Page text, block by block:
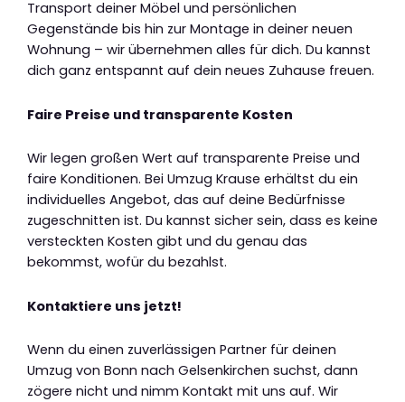
Transport deiner Möbel und persönlichen
Gegenstände bis hin zur Montage in deiner neuen
Wohnung – wir übernehmen alles für dich. Du kannst
dich ganz entspannt auf dein neues Zuhause freuen.
Faire Preise und transparente Kosten
Wir legen großen Wert auf transparente Preise und
faire Konditionen. Bei Umzug Krause erhältst du ein
individuelles Angebot, das auf deine Bedürfnisse
zugeschnitten ist. Du kannst sicher sein, dass es keine
versteckten Kosten gibt und du genau das
bekommst, wofür du bezahlst.
Kontaktiere uns jetzt!
Wenn du einen zuverlässigen Partner für deinen
Umzug von Bonn nach Gelsenkirchen suchst, dann
zögere nicht und nimm Kontakt mit uns auf. Wir